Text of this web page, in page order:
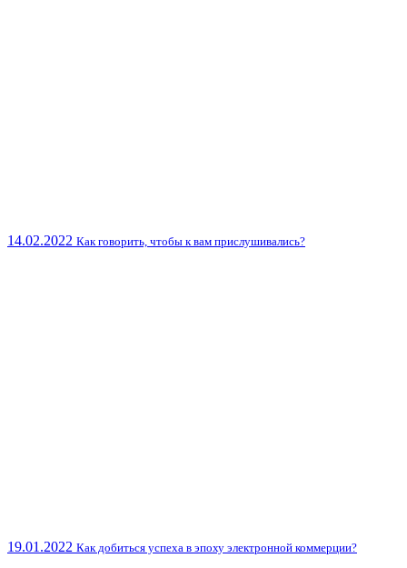
14.02.2022 Как говорить, чтобы к вам прислушивались?
19.01.2022 Как добиться успеха в эпоху электронной коммерции?